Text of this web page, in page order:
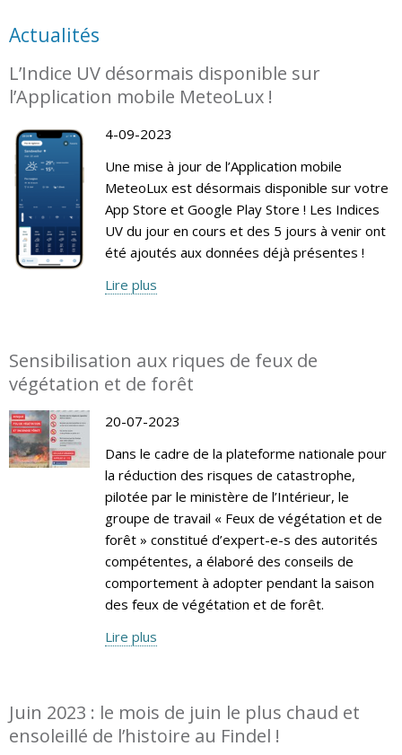
Actualités
L’Indice UV désormais disponible sur
l’Application mobile MeteoLux !
4-09-2023
Une mise à jour de l’Application mobile
MeteoLux est désormais disponible sur votre
App Store et Google Play Store ! Les Indices
UV du jour en cours et des 5 jours à venir ont
été ajoutés aux données déjà présentes !
Lire plus
Sensibilisation aux riques de feux de
végétation et de forêt
20-07-2023
Dans le cadre de la plateforme nationale pour
la réduction des risques de catastrophe,
pilotée par le ministère de l’Intérieur, le
groupe de travail « Feux de végétation et de
forêt » constitué d’expert-e-s des autorités
compétentes, a élaboré des conseils de
comportement à adopter pendant la saison
des feux de végétation et de forêt.
Lire plus
Juin 2023 : le mois de juin le plus chaud et
ensoleillé de l’histoire au Findel !